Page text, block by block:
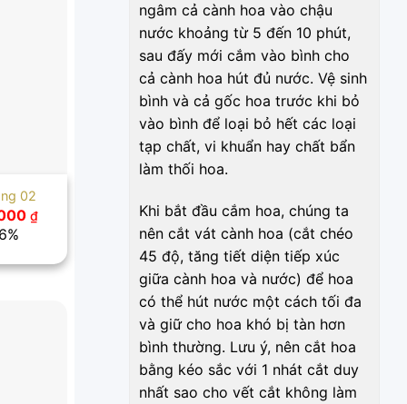
02
₫Giá
500.000 ₫.
ngâm cả cành hoa vào chậu
nước khoảng từ 5 đến 10 phút,
sau đấy mới cắm vào bình cho
cả cành hoa hút đủ nước. Vệ sinh
bình và cả gốc hoa trước khi bỏ
vào bình để loại bỏ hết các loại
tạp chất, vi khuẩn hay chất bẩn
làm thối hoa.
Khi bắt đầu cắm hoa, chúng ta
nên cắt vát cành hoa (cắt chéo
45 độ, tăng tiết diện tiếp xúc
giữa cành hoa và nước) để hoa
có thể hút nước một cách tối đa
và giữ cho hoa khó bị tàn hơn
bình thường. Lưu ý, nên cắt hoa
bằng kéo sắc với 1 nhát cắt duy
nhất sao cho vết cắt không làm